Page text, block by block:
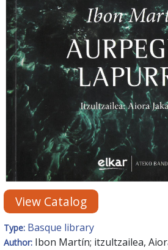
View Catalog
Type: Basque library
Author: Ibon Martín; itzultzailea,